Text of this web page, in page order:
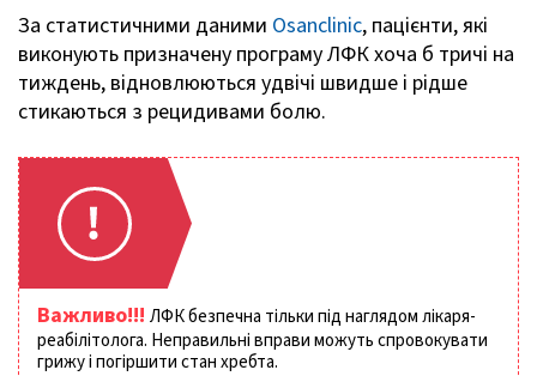
За статистичними даними Osanclinic, пацієнти, які
виконують призначену програму ЛФК хоча б тричі на
тиждень, відновлюються удвічі швидше і рідше
стикаються з рецидивами болю.
Важливо!!! ЛФК безпечна тільки під наглядом лікаря-
реабілітолога. Неправильні вправи можуть спровокувати
грижу і погіршити стан хребта.